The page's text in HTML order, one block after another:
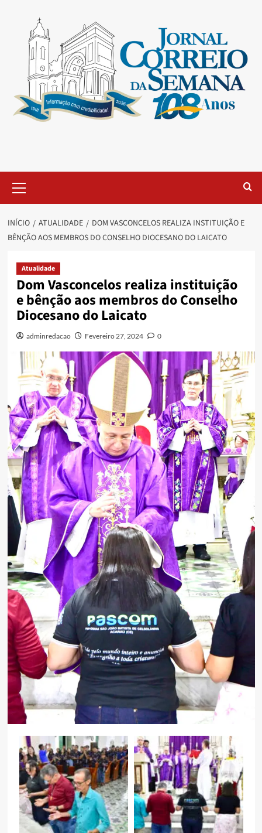
INÍCIO ATUALIDADE
DOM VASCONCELOS REALIZA INSTITUIÇÃO E
BÊNÇÃO AOS MEMBROS DO CONSELHO DIOCESANO DO LAICATO
Atualidade
Dom Vasconcelos realiza instituição
e bênção aos membros do Conselho
Diocesano do Laicato
adminredacao Fevereiro 27, 2024 0